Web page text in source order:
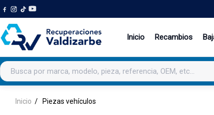
Inicio Recambios
Buscar productos
Inicio Piezas vehículos